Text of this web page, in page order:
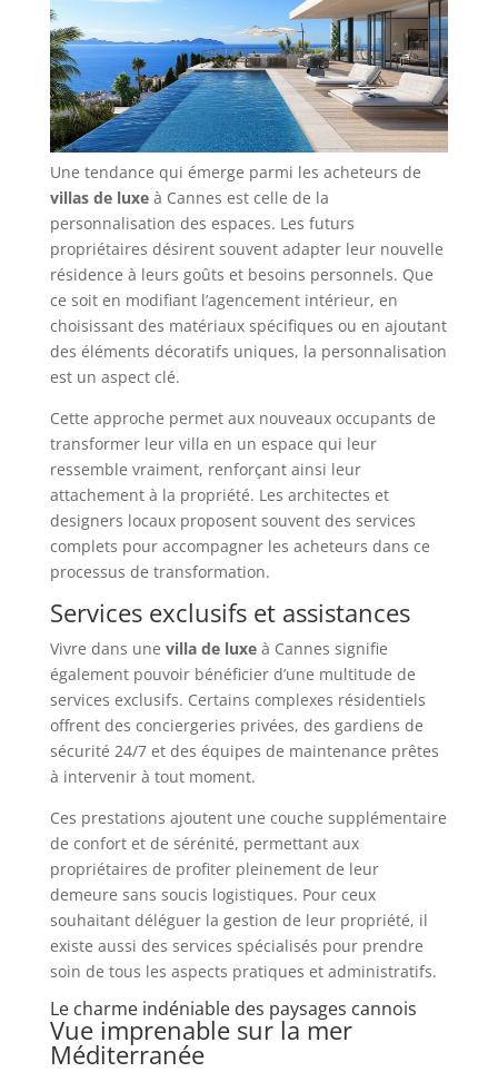
Une tendance qui émerge parmi les acheteurs de
villas de luxeà Cannes est celle de la
personnalisation des espaces. Les futurs
propriétaires désirent souvent adapter leur nouvelle
résidence à leurs goûts et besoins personnels. Que
ce soit en modifiant l’agencement intérieur, en
choisissant des matériaux spécifiques ou en ajoutant
des éléments décoratifs uniques, la personnalisation
est un aspect clé.
Cette approche permet aux nouveaux occupants de
transformer leur villa en un espace qui leur
ressemble vraiment, renforçant ainsi leur
attachement à la propriété. Les architectes et
designers locaux proposent souvent des services
complets pour accompagner les acheteurs dans ce
processus de transformation.
Services exclusifs et assistances
Vivre dans une villa de luxeà Cannes signifie
également pouvoir bénéficier d’une multitude de
services exclusifs. Certains complexes résidentiels
offrent des conciergeries privées, des gardiens de
sécurité 24/7 et des équipes de maintenance prêtes
à intervenir à tout moment.
Ces prestations ajoutent une couche supplémentaire
de confort et de sérénité, permettant aux
propriétaires de profiter pleinement de leur
demeure sans soucis logistiques. Pour ceux
souhaitant déléguer la gestion de leur propriété, il
existe aussi des services spécialisés pour prendre
soin de tous les aspects pratiques et administratifs.
Le charme indéniable des paysages cannois
Vue imprenable sur la mer
Méditerranée